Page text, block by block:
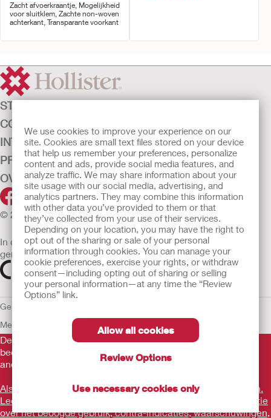
We use cookies to improve your experience on our
site. Cookies are small text files stored on your device
that help us remember your preferences, personalize
content and ads, provide social media features, and
analyze traffic. We may share information about your
site usage with our social media, advertising, and
analytics partners. They may combine this information
with other data you’ve provided to them or that
they’ve collected from your use of their services.
Depending on your location, you may have the right to
opt out of the sharing or sale of your personal
information through cookies. You can manage your
cookie preferences, exercise your rights, or withdraw
consent—including opting out of sharing or selling
your personal information—at any time the “Review
Options” link.
Allow all cookies
Review Options
Use necessary cookies only
Zacht afvoerkraantje, Mogelijkheid
voor sluitklem, Zachte non-woven
achterkant, Transparante voorkant
STOMAZORG
CONTINENTIEZORG
INTENSIEVE ZORG
PRODUCTEN
OVER ONS
© 2026 Hollister Incorporated
In de EU verkochte medische hulpmiddelen dienen
gemarkeerd te zijn met een van de volgende symbolen
Gebruiksvoorwaarden
Mededeling aan Klokkenluiders
De verstrekte informatie is geen medisch advies en is niet
bedoeld als vervanging voor het advies van uw eigen arts of
andere zorgverlener.
Als u een medische noodsituatie ervaart, schakel een arts in.
Lees voor gebruik goed de gebruiksaanwijzing voor informatie
over het beoogde gebruik, contra-indicaties, waarschuwingen,